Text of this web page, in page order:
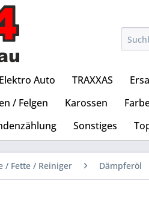
Elektro Auto TRAXXAS
/ Felgen Karossen
Sonstiges
/ Fette / Reiniger Dämpferöl